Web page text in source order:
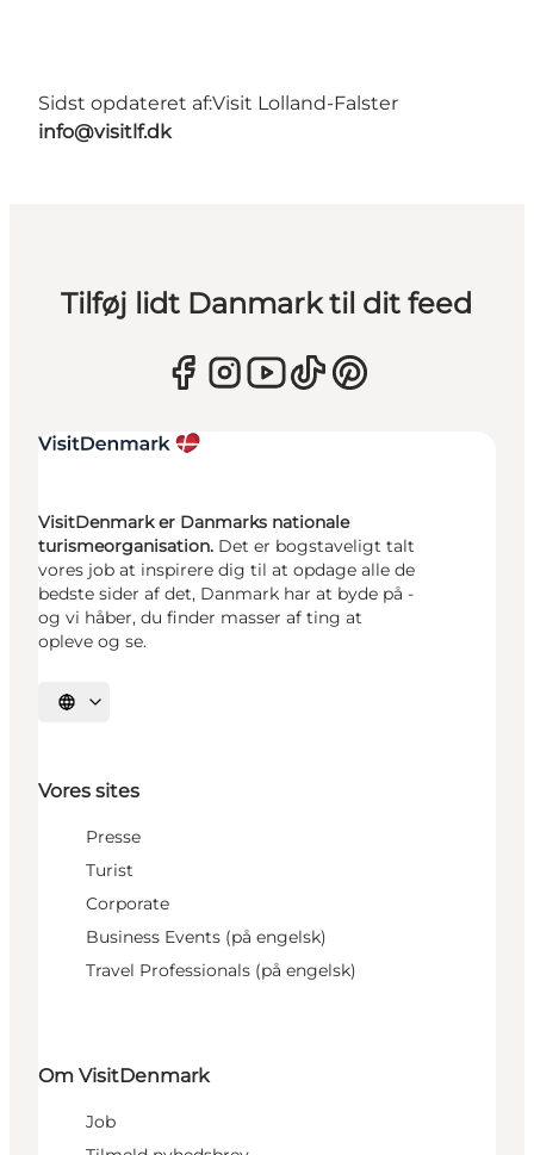
Sidst opdateret af:Visit Lolland-Falster
info@visitlf.dk
Tilføj lidt Danmark til dit feed
VisitDenmark er Danmarks nationale
turismeorganisation. Det er bogstaveligt talt
vores job at inspirere dig til at opdage alle de
bedste sider af det, Danmark har at byde på -
og vi håber, du finder masser af ting at
opleve og se.
Vælg sprog
Vores sites
Presse
Turist
Corporate
Business Events (på engelsk)
Travel Professionals (på engelsk)
Om VisitDenmark
Job